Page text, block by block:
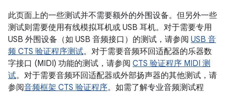
此页面上的一些测试并不需要额外的外围设备。但另外一些
测试则需要使用有线模拟耳机或 USB 耳机。对于需要专用
USB 外围设备（如 USB 音频接口）的测试，请参阅 USB 音
频 CTS 验证程序测试。对于需要音频环回适配器的乐器数
字接口 (MIDI) 功能的测试，请参阅 CTS 验证程序 MIDI 测
试。对于需要音频环回适配器或外部扬声器的其他测试，请
参阅音频框架 CTS 验证程序。如需了解专业音频测试程